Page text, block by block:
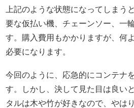
上記のような状態になってしまう
要な仮払い機、チェーンソー、一
す。購入費用もかかりますが、何
必要になります。
今回のように、応急的にコンテナ
す。しかし、決して見た目は良い
タルは木や竹が好きなので、やは